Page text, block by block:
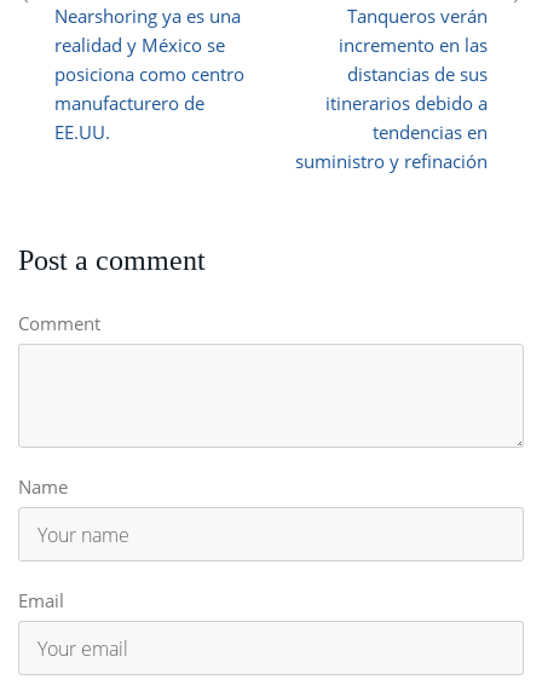
Nearshoring ya es una
realidad y México se
posiciona como centro
manufacturero de
EE.UU.
Tanqueros verán
incremento en las
distancias de sus
itinerarios debido a
tendencias en
suministro y refinación
Post a comment
Comment
Name
Email